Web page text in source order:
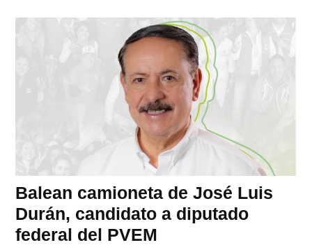
Balean camioneta de José Luis
Durán, candidato a diputado
federal del PVEM